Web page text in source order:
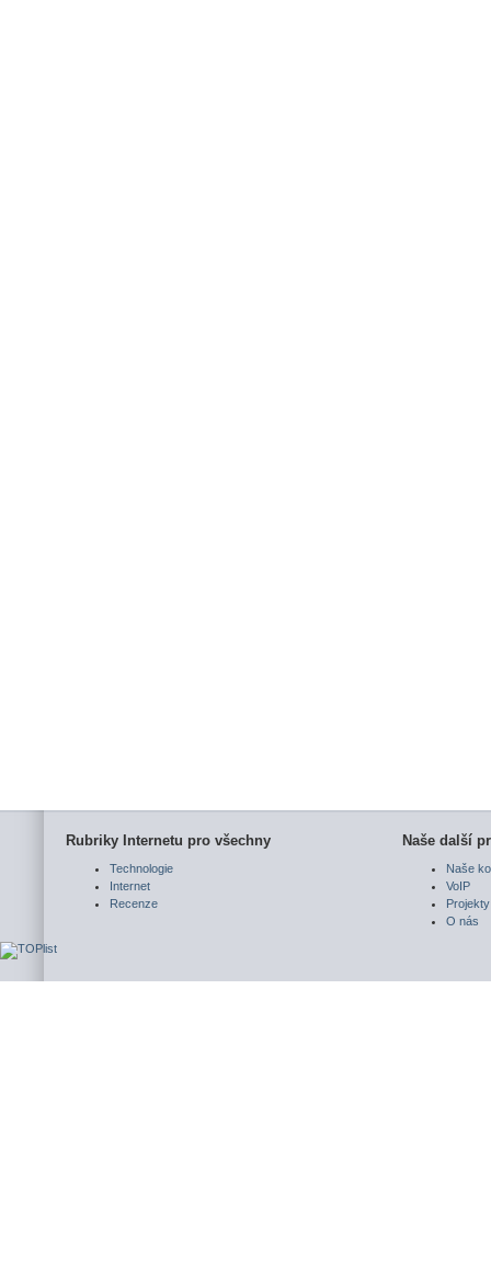
Rubriky Internetu pro všechny
Technologie
Internet
Recenze
Naše další
Naše
VoIP
Projekty
O nás